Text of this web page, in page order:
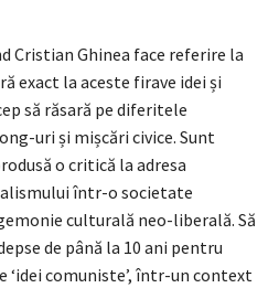
Cristian Ghinea face referire la
exact la aceste firave idei și
să răsară pe diferitele
uri și mișcări civice. Sunt
o critică la adresa
într-o societate
culturală neo-liberală. Să
de până la 10 ani pentru
‘idei comuniste’, într-un context